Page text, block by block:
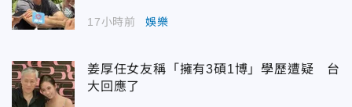
17小時前 娛樂
姜厚任女友稱「擁有3碩1博」學歷遭疑 台
大回應了